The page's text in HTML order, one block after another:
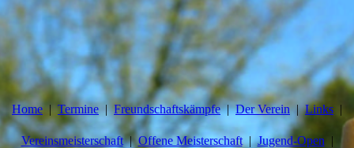
Home Termine Freundschaftskämpfe Der Verein Links
Vereinsmeisterschaft Offene Meisterschaft Jugend-Open